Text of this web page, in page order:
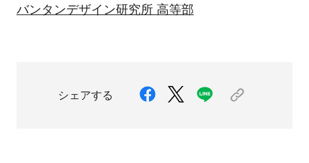
バンタンデザイン研究所 高等部
シェアする